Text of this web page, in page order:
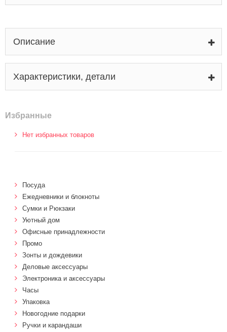
Описание
Характеристики, детали
Избранные
Нет избранных товаров
Посуда
Ежедневники и блокноты
Сумки и Рюкзаки
Уютный дом
Офисные принадлежности
Промо
Зонты и дождевики
Деловые аксессуары
Электроника и аксессуары
Часы
Упаковка
Новогодние подарки
Ручки и карандаши